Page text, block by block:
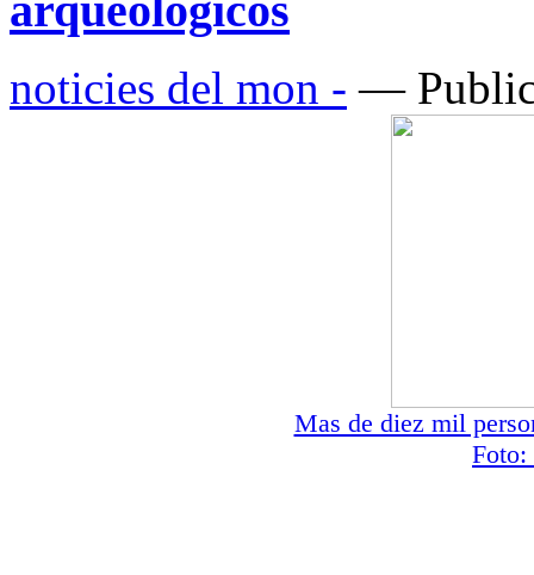
noticies del mon - —
Mas de diez mil
Foto: